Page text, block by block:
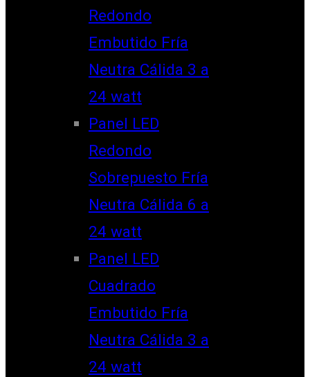
Redondo
Embutido Fría
Neutra Cálida 3 a
24 watt
Panel LED
Redondo
Sobrepuesto Fría
Neutra Cálida 6 a
24 watt
Panel LED
Cuadrado
Embutido Fría
Neutra Cálida 3 a
24 watt